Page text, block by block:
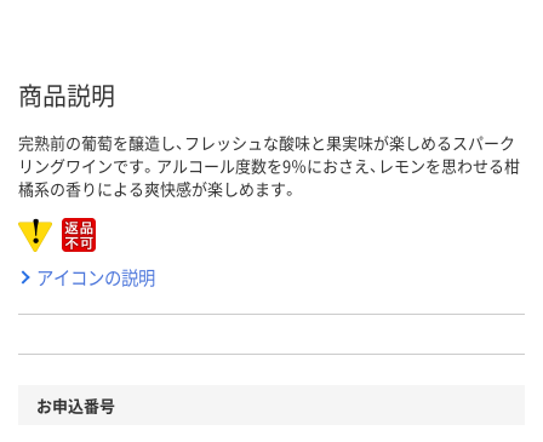
商品説明
完熟前の葡萄を醸造し、フレッシュな酸味と果実味が楽しめるスパーク
リングワインです。アルコール度数を9％におさえ、レモンを思わせる柑
橘系の香りによる爽快感が楽しめます。
アイコンの説明
お申込番号